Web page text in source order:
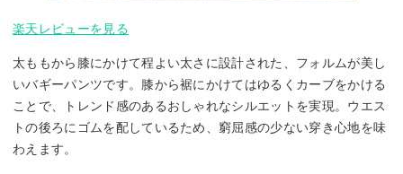
楽天レビューを見る
太ももから膝にかけて程よい太さに設計された、フォルムが美し
いバギーパンツです。膝から裾にかけてはゆるくカーブをかける
ことで、トレンド感のあるおしゃれなシルエットを実現。ウエス
トの後ろにゴムを配しているため、窮屈感の少ない穿き心地を味
わえます。